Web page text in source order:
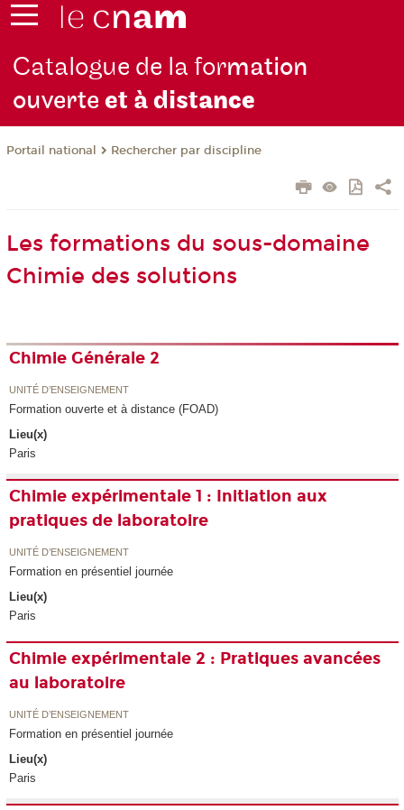
Catalogue de la formation
ouverteet à distance
Portail national Rechercher par discipline
Les formations du sous-domaine
Chimie des solutions
Chimie Générale 2
UNITÉ D’ENSEIGNEMENT
Formation ouverte et à distance (FOAD)
Lieu(x)
Paris
Chimie expérimentale 1 : Initiation aux
pratiques de laboratoire
UNITÉ D’ENSEIGNEMENT
Formation en présentiel journée
Lieu(x)
Paris
Chimie expérimentale 2 : Pratiques avancées
au laboratoire
UNITÉ D’ENSEIGNEMENT
Formation en présentiel journée
Lieu(x)
Paris